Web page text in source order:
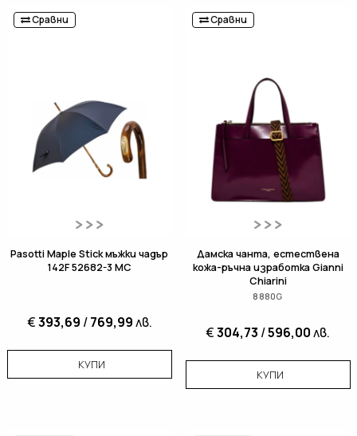
Сравни
Pasotti Maple Stick мъжки чадър
142F 52682-3 MC
€393,69 /769,99лв.
КУПИ
Сравни
Дамска чанта, естествена
кожа-ръчна изработка Gianni
Chiarini
8880G
€304,73 /596,00лв.
КУПИ